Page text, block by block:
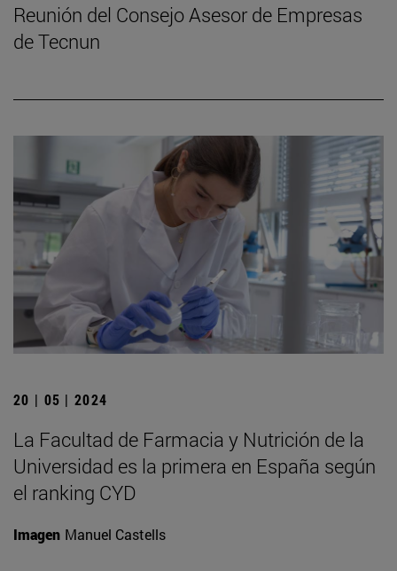
Reunión del Consejo Asesor de Empresas
de Tecnun
20 | 05 | 2024
La Facultad de Farmacia y Nutrición de la
Universidad es la primera en España según
el ranking CYD
Imagen Manuel Castells